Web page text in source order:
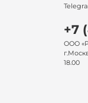
+7
ООО
18.00